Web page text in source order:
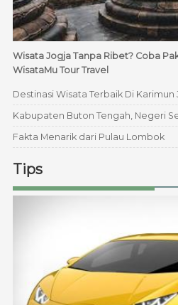
Wisata Jogja Tanpa Ribet? Coba
WisataMu Tour Travel
Destinasi Wisata Terbaik Di Karimun
Kabupaten Buton Tengah, Negeri
Fakta Menarik dari Pulau Lombok
Tips